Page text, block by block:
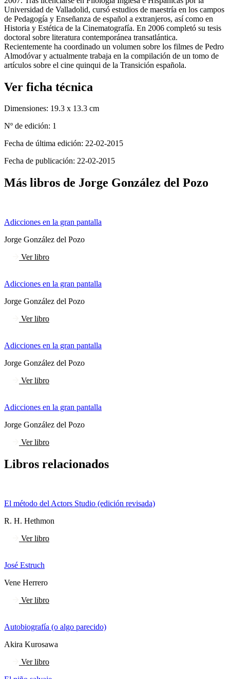
Universidad de Valladolid, cursó estudios de maestría en los campos
de Pedagogía y Enseñanza de español a extranjeros, así como en
Historia y Estética de la Cinematografía. En 2006 completó su tesis
doctoral sobre literatura contemporánea transatlántica.
Recientemente ha coordinado un volumen sobre los filmes de Pedro
Almodóvar y actualmente trabaja en la compilación de un tomo de
artículos sobre el cine quinqui de la Transición española.
Ver ficha técnica
Dimensiones: 19.3 x 13.3 cm
Nº de edición: 1
Fecha de última edición: 22-02-2015
Fecha de publicación: 22-02-2015
Más libros de Jorge González del Pozo
Adicciones en la gran pantalla
Jorge González del Pozo
Ver libro
Adicciones en la gran pantalla
Jorge González del Pozo
Ver libro
Adicciones en la gran pantalla
Jorge González del Pozo
Ver libro
Adicciones en la gran pantalla
Jorge González del Pozo
Ver libro
Libros relacionados
El método del Actors Studio (edición revisada)
R. H. Hethmon
Ver libro
José Estruch
Vene Herrero
Ver libro
Autobiografía (o algo parecido)
Akira Kurosawa
Ver libro